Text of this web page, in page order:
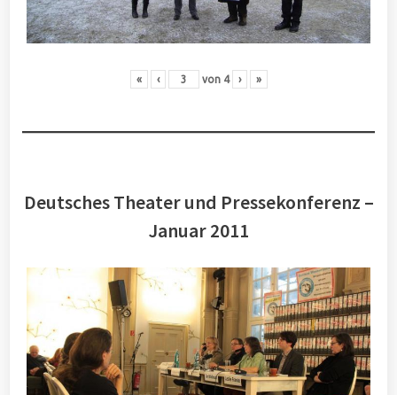
« ‹ von 4 › »
Deutsches Theater und Pressekonferenz –
Januar 2011